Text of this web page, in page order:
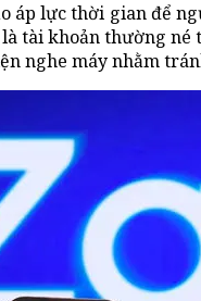
áp lực thời gian để
tài khoản thường
nghe máy nhằm